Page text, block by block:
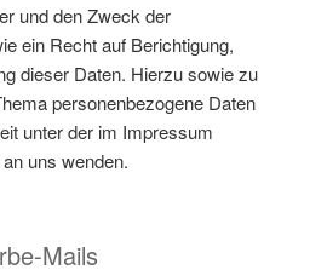
und den Zweck der
ein Recht auf Berichtigung,
dieser Daten. Hierzu sowie zu
personenbezogene Daten
unter der im Impressum
uns wenden.
Mails